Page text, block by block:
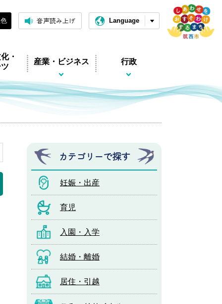
音声読み上げ Language
・
産業・ビジネス 行政
カテゴリーで探す
妊娠・出産
育児
入園・入学
結婚・離婚
居住・引越